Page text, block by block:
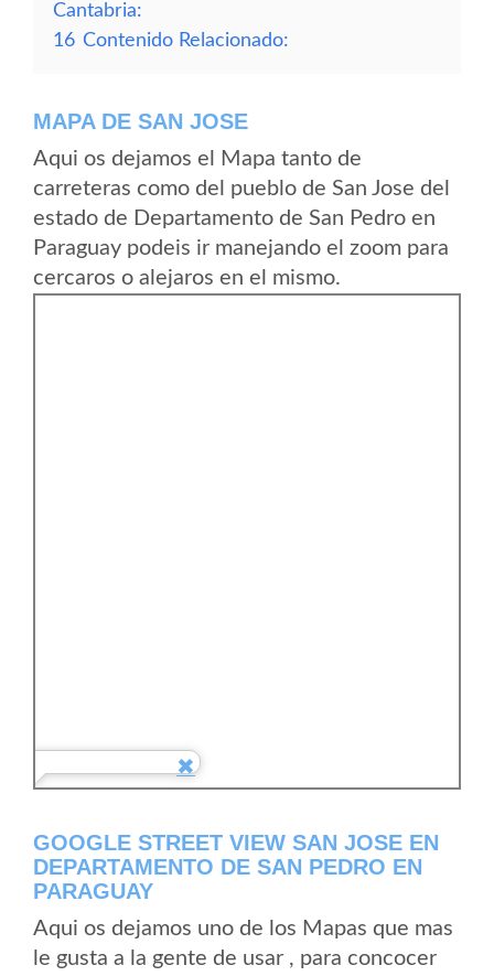
Cantabria:
16 Contenido Relacionado:
MAPA DE SAN JOSE
Aqui os dejamos el Mapa tanto de
carreteras como del pueblo de San Jose del
estado de Departamento de San Pedro en
Paraguay podeis ir manejando el zoom para
cercaros o alejaros en el mismo.
GOOGLE STREET VIEW SAN JOSE EN
DEPARTAMENTO DE SAN PEDRO EN
PARAGUAY
Aqui os dejamos uno de los Mapas que mas
le gusta a la gente de usar , para concocer